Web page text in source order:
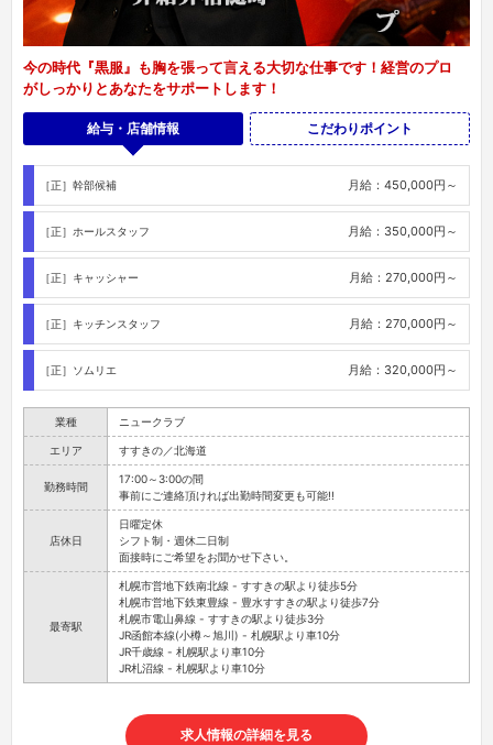
今の時代『黒服』も胸を張って言える大切な仕事です！経営のプロ
がしっかりとあなたをサポートします！
給与・店舗情報 こだわりポイント
［正］幹部候補 月給：450,000円～
［正］ホールスタッフ 月給：350,000円～
［正］キャッシャー 月給：270,000円～
［正］キッチンスタッフ 月給：270,000円～
［正］ソムリエ 月給：320,000円～
業種 ニュークラブ
エリア すすきの／北海道
勤務時間
17:00～3:00の間
事前にご連絡頂ければ出勤時間変更も可能!!
店休日
日曜定休
シフト制・週休二日制
面接時にご希望をお聞かせ下さい。
最寄駅
札幌市営地下鉄南北線 - すすきの駅より徒歩5分
札幌市営地下鉄東豊線 - 豊水すすきの駅より徒歩7分
札幌市電山鼻線 - すすきの駅より徒歩3分
JR函館本線(小樽～旭川) - 札幌駅より車10分
JR千歳線 - 札幌駅より車10分
JR札沼線 - 札幌駅より車10分
求人情報の詳細を見る